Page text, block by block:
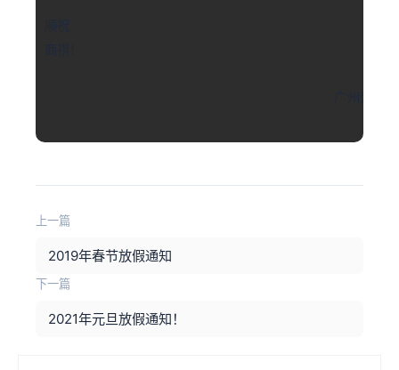
上一篇
2019年春节放假通知
下一篇
2021年元旦放假通知！